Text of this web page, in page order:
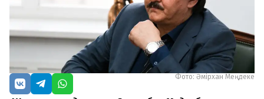
Фото: Әмірхан Меңдеке